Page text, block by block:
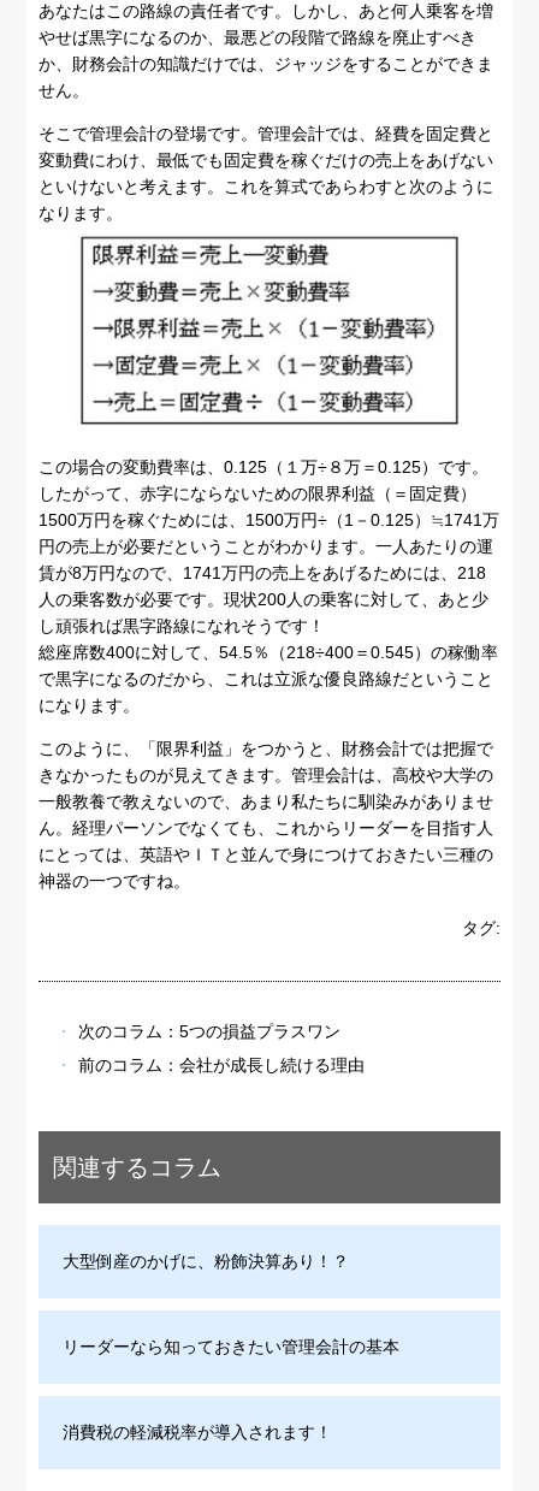
あなたはこの路線の責任者です。しかし、あと何人乗客を増
やせば黒字になるのか、最悪どの段階で路線を廃止すべき
か、財務会計の知識だけでは、ジャッジをすることができま
せん。
そこで管理会計の登場です。管理会計では、経費を固定費と
変動費にわけ、最低でも固定費を稼ぐだけの売上をあげない
といけないと考えます。これを算式であらわすと次のように
なります。
この場合の変動費率は、0.125（１万÷８万＝0.125）です。
したがって、赤字にならないための限界利益（＝固定費）
1500万円を稼ぐためには、1500万円÷（1－0.125）≒1741万
円の売上が必要だということがわかります。一人あたりの運
賃が8万円なので、1741万円の売上をあげるためには、218
人の乗客数が必要です。現状200人の乗客に対して、あと少
し頑張れば黒字路線になれそうです！
総座席数400に対して、54.5％（218÷400＝0.545）の稼働率
で黒字になるのだから、これは立派な優良路線だということ
になります。
このように、「限界利益」をつかうと、財務会計では把握で
きなかったものが見えてきます。管理会計は、高校や大学の
一般教養で教えないので、あまり私たちに馴染みがありませ
ん。経理パーソンでなくても、これからリーダーを目指す人
にとっては、英語やＩＴと並んで身につけておきたい三種の
神器の一つですね。
タグ:
次のコラム： 5つの損益プラスワン
前のコラム： 会社が成長し続ける理由
関連するコラム
大型倒産のかげに、粉飾決算あり！？
リーダーなら知っておきたい管理会計の基本
消費税の軽減税率が導入されます！